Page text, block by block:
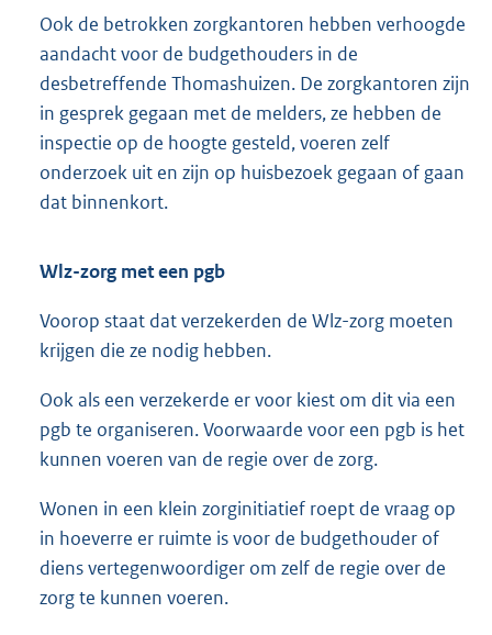
Ook de betrokken zorgkantoren hebben verhoogde
aandacht voor de budgethouders in de
desbetreffende Thomashuizen. De zorgkantoren zijn
in gesprek gegaan met de melders, ze hebben de
inspectie op de hoogte gesteld, voeren zelf
onderzoek uit en zijn op huisbezoek gegaan of gaan
dat binnenkort.
Wlz-zorg met een pgb
Voorop staat dat verzekerden de Wlz-zorg moeten
krijgen die ze nodig hebben.
Ook als een verzekerde er voor kiest om dit via een
pgb te organiseren. Voorwaarde voor een pgb is het
kunnen voeren van de regie over de zorg.
Wonen in een klein zorginitiatief roept de vraag op
in hoeverre er ruimte is voor de budgethouder of
diens vertegenwoordiger om zelf de regie over de
zorg te kunnen voeren.